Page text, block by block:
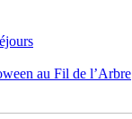
au Fil de l’Arbre